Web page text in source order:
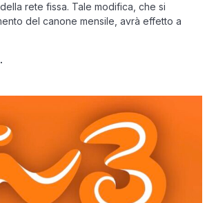
rete fissa. Tale modifica, che si
del canone mensile, avrà effetto a